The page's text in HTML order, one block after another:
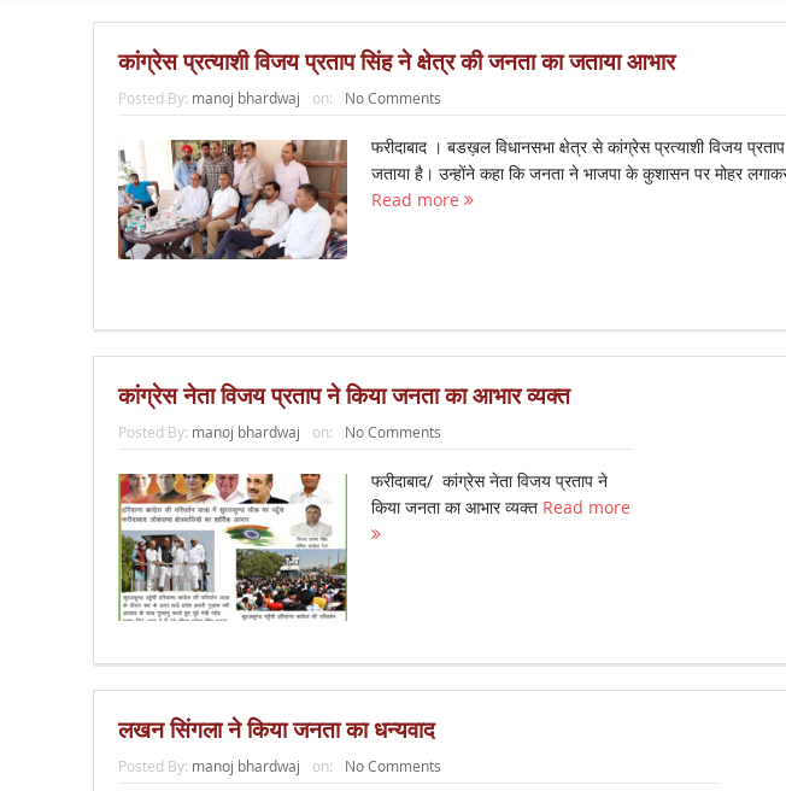
कांग्रेस प्रत्याशी विजय प्रताप सिंह ने क्षेत्र की जनता का जताया आभार
Posted By: manoj bhardwaj on: No Comments
फरीदाबाद । बडख़ल विधानसभा क्षेत्र से कांग्रेस प्रत्याशी विजय
जताया है। उन्होंने कहा कि जनता ने भाजपा के कुशासन पर मोहर
Read more
कांग्रेस नेता विजय प्रताप ने किया जनता का आभार व्यक्त
Posted By: manoj bhardwaj on: No Comments
फरीदाबाद/ कांग्रेस नेता विजय प्रताप ने
किया जनता का आभार व्यक्त Read more
लखन सिंगला ने किया जनता का धन्‍यवाद
Posted By: manoj bhardwaj on: No Comments